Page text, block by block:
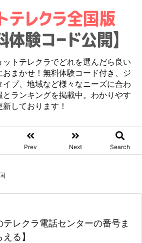
トテレクラでどれを選んだら良い
まかせ！無料体験コード付き、ジ
プ、地域など様々なニーズに合わ
ランキングを掲載中。わかりやす
しております！
Prev Next Search
レクラ電話センターの番号ま
る】